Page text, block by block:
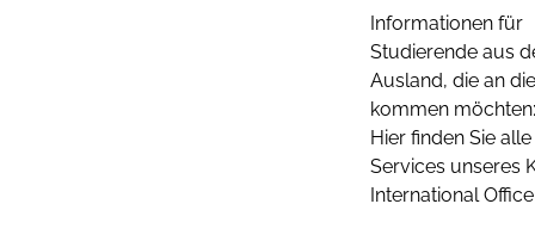
Informationen für
Studierende aus
Ausland, die an
kommen möchten:
Hier finden Sie alle
Services unseres
International